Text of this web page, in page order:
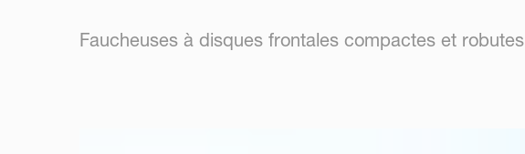
Faucheuses à disques frontales compactes et robutes